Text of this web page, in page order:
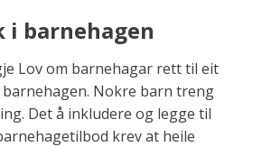
barnehagen
Lov om barnehagar rett til eit
Nokre barn treng
Det å inkludere og legge til
krev at heile